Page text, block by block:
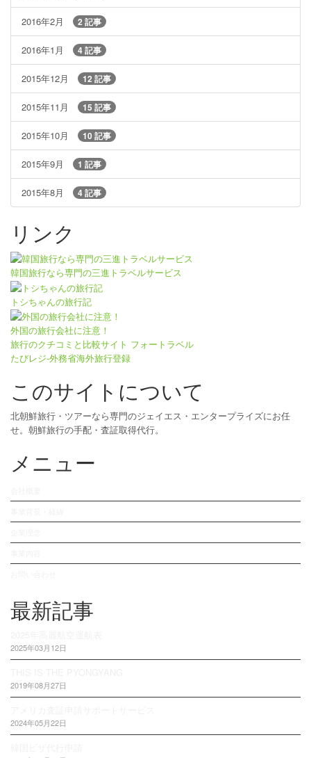
2016年2月 2 記事
2016年1月 4 記事
2015年12月 12 記事
2015年11月 15 記事
2015年10月 10 記事
2015年9月 1 記事
2015年8月 4 記事
リンク
韓国旅行なら専門の三進トラベルサービス
トシちゃんの旅行記
外国の旅行会社に注意！
旅行のクチコミと比較サイト フォートラベル
たびレジ-外務省海外旅行登録
このサイトについて
北朝鮮旅行・ツアーなら専門のジェイエス・エンタープライズにお任
せ。朝鮮旅行の手配・査証取得代行。
メニュー
最新記事
2025年03月12日
2019年08月27日
2024年05月22日